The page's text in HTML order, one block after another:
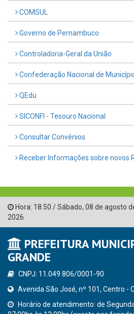
COMSUL
Governo de Pernambuco
Controladoria-Geral da União
Confederação Nacional de
QEdu
SICONFI - Tesouro Nacional
Consultar Convênios
Receber Informações sobre novos
Hora: 18:50 /Sábado, 08 de agosto
2026
PREFEITURA
GRANDE
CNPJ: 11.049.806/0001-90
Avenida São José, nº 101, Centro -
Horário de atendimento: de